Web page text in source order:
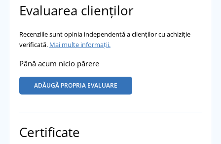
Evaluarea clienților
Recenziile sunt opinia independentă a clienților cu achiziție
verificată. Mai multe informații.
Până acum nicio părere
ADĂUGĂ PROPRIA EVALUARE
Certificate